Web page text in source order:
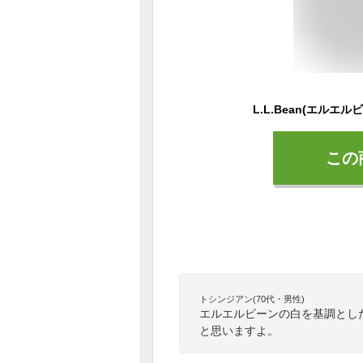
こ
トシンジアン(70代・男性)
エルエルビーンの白を基調と
と思いますよ。